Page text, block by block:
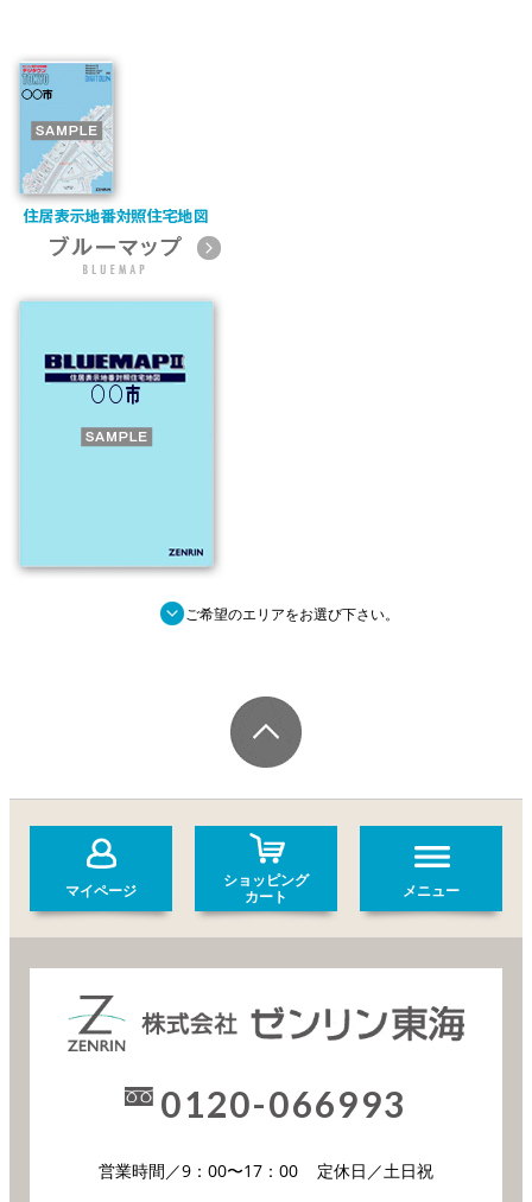
ご希望のエリアをお選び下さい。
マイページ
ショッピング
カート
メニュー
0120-066993
営業時間／9：00〜17：00 定休日／土日祝